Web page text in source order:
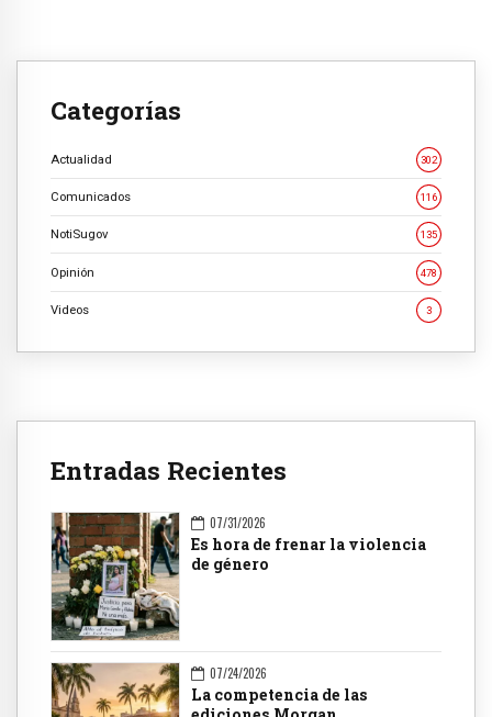
Categorías
Actualidad 302
Comunicados 116
NotiSugov 135
Opinión 478
Videos 3
Entradas Recientes
07/31/2026
Es hora de frenar la violencia
de género
07/24/2026
La competencia de las